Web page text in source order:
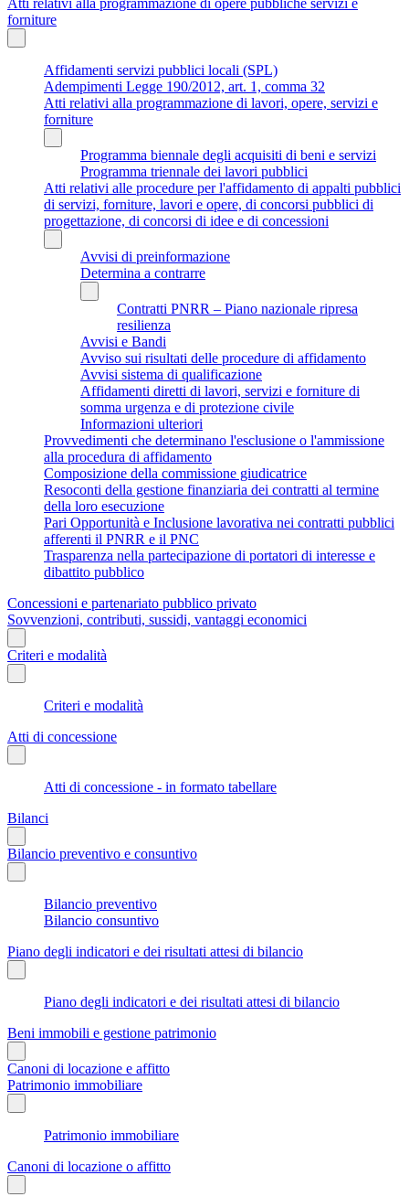
forniture
Affidamenti servizi pubblici locali (SPL)
Adempimenti Legge 190/2012, art. 1, comma 32
Atti relativi alla programmazione di lavori, opere, servizi e
forniture
Programma biennale degli acquisiti di beni e servizi
Programma triennale dei lavori pubblici
Atti relativi alle procedure per l'affidamento di appalti pubblici
di servizi, forniture, lavori e opere, di concorsi pubblici di
progettazione, di concorsi di idee e di concessioni
Avvisi di preinformazione
Determina a contrarre
Contratti PNRR – Piano nazionale ripresa
resilienza
Avvisi e Bandi
Avviso sui risultati delle procedure di affidamento
Avvisi sistema di qualificazione
Affidamenti diretti di lavori, servizi e forniture di
somma urgenza e di protezione civile
Informazioni ulteriori
Provvedimenti che determinano l'esclusione o l'ammissione
alla procedura di affidamento
Composizione della commissione giudicatrice
Resoconti della gestione finanziaria dei contratti al termine
della loro esecuzione
Pari Opportunità e Inclusione lavorativa nei contratti pubblici
afferenti il PNRR e il PNC
Trasparenza nella partecipazione di portatori di interesse e
dibattito pubblico
Concessioni e partenariato pubblico privato
Sovvenzioni, contributi, sussidi, vantaggi economici
Criteri e modalità
Criteri e modalità
Atti di concessione
Atti di concessione - in formato tabellare
Bilanci
Bilancio preventivo e consuntivo
Bilancio preventivo
Bilancio consuntivo
Piano degli indicatori e dei risultati attesi di bilancio
Piano degli indicatori e dei risultati attesi di bilancio
Beni immobili e gestione patrimonio
Canoni di locazione e affitto
Patrimonio immobiliare
Patrimonio immobiliare
Canoni di locazione o affitto